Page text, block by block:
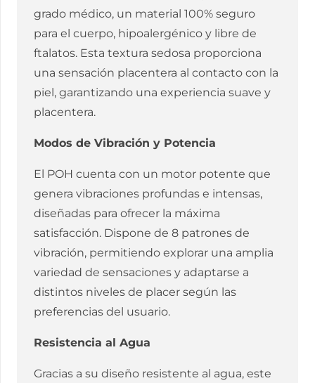
grado médico, un material 100% seguro
para el cuerpo, hipoalergénico y libre de
ftalatos. Esta textura sedosa proporciona
una sensación placentera al contacto con la
piel, garantizando una experiencia suave y
placentera.
Modos de Vibración y Potencia
El POH cuenta con un motor potente que
genera vibraciones profundas e intensas,
diseñadas para ofrecer la máxima
satisfacción. Dispone de 8 patrones de
vibración, permitiendo explorar una amplia
variedad de sensaciones y adaptarse a
distintos niveles de placer según las
preferencias del usuario.
Resistencia al Agua
Gracias a su diseño resistente al agua, este